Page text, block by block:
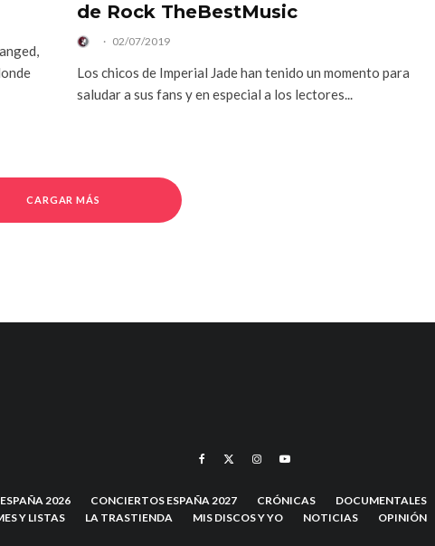
de Rock TheBestMusic
· 02/07/2019
Los chicos de Imperial Jade han tenido un momento para
saludar a sus fans y en especial a los lectores...
CARGAR MÁS
2026 CONCIERTOS ESPAÑA 2027 CRÓNICAS DOCUMENTALES
Y LISTAS LA TRASTIENDA MIS DISCOS Y YO NOTICIAS OPINIÓN